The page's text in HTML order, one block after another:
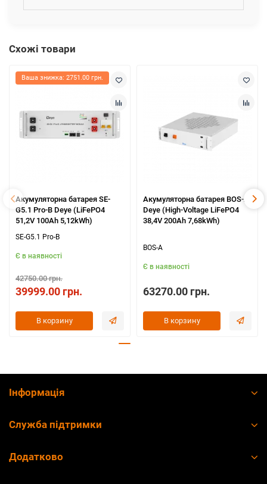
Схожі товари
Ваша знижка: 2751.00 грн.
Акумуляторна батарея SE-
G5.1 Pro-B Deye (LiFePO4
51,2V 100Ah 5,12kWh)
SE-G5.1 Pro-B
Є в наявності
42750.00 грн.
39999.00 грн.
В корзину
Акумуляторна батарея BOS-A
Deye (High-Voltage LiFePO4
38,4V 200Ah 7,68kWh)
BOS-A
Є в наявності
63270.00 грн.
В корзину
Інформація
Служба підтримки
Додатково